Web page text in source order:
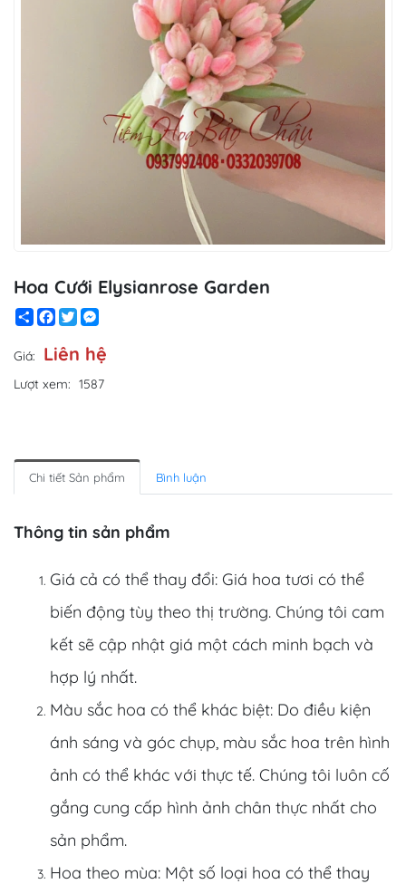
Hoa Cưới Elysianrose Garden
ShareFacebook
Twitter
Giá: Liên hệ
Lượt xem: 1587
Chi tiết Sản phẩm Bình luận
Thông tin sản phẩm
Giá cả có thể thay đổi: Giá hoa tươi có thể
biến động tùy theo thị trường. Chúng tôi cam
kết sẽ cập nhật giá một cách minh bạch và
hợp lý nhất.
Màu sắc hoa có thể khác biệt: Do điều kiện
ánh sáng và góc chụp, màu sắc hoa trên hình
ảnh có thể khác với thực tế. Chúng tôi luôn cố
gắng cung cấp hình ảnh chân thực nhất cho
sản phẩm.
Hoa theo mùa: Một số loại hoa có thể thay